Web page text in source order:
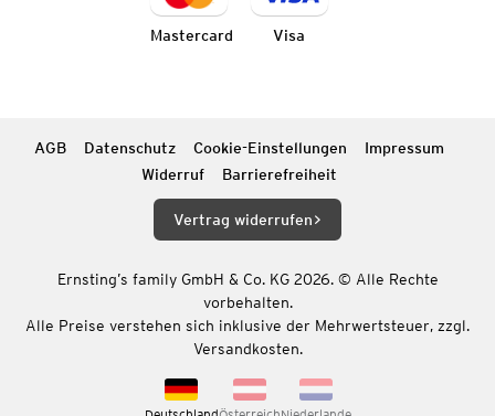
Mastercard Visa
AGB Datenschutz Cookie-Einstellungen
Impressum
Widerruf
Barrierefreiheit
Vertrag widerrufen
Ernsting’s family GmbH & Co. KG 2026. © Alle Rechte
vorbehalten.
Alle Preise verstehen sich inklusive der Mehrwertsteuer, zzgl.
Versandkosten.